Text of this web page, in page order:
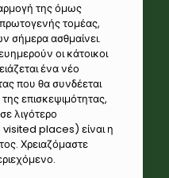
της όμως
τομέας,
σήμερα ασθμαίνει.
οι κάτοικοι
ένα νέο
που θα συνδέεται
επισκεψιμότητας,
λιγότερο
visited places) είναι η
Χρειαζόμαστε